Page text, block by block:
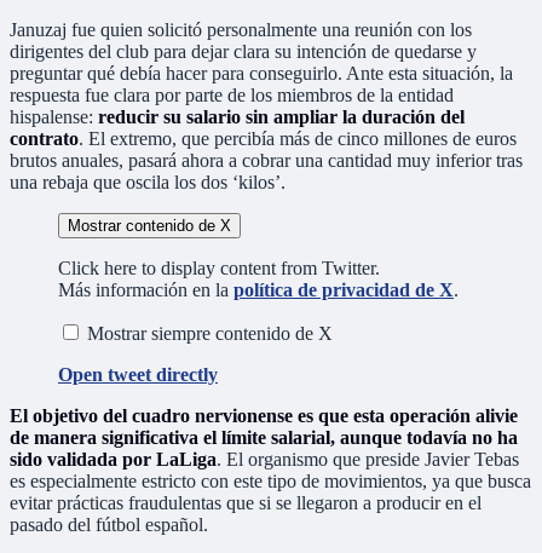
Januzaj fue quien solicitó personalmente una reunión con los
dirigentes del club para dejar clara su intención de quedarse y
preguntar qué debía hacer para conseguirlo. Ante esta situación, la
respuesta fue clara por parte de los miembros de la entidad
hispalense: reducir su salario sin ampliar la duración del
contrato. El extremo, que percibía más de cinco millones de euros
brutos anuales, pasará ahora a cobrar una cantidad muy inferior tras
una rebaja que oscila los dos ‘kilos’.
Mostrar contenido de X
Click here to display content from Twitter.
Más información en la política de privacidad de X.
Mostrar siempre contenido de X
Open tweet directly
El objetivo del cuadro nervionense es que esta operación alivie
de manera significativa el límite salarial, aunque todavía no ha
sido validada por LaLiga. El organismo que preside Javier Tebas
es especialmente estricto con este tipo de movimientos, ya que busca
evitar prácticas fraudulentas que si se llegaron a producir en el
pasado del fútbol español.